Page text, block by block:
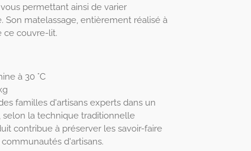
permettant ainsi de varier
Son matelassage, entièrement réalisé à
ce couvre-lit.
à 30 °C
familles d'artisans experts dans un
selon la technique traditionnelle
contribue à préserver les savoir-faire
d'artisans.